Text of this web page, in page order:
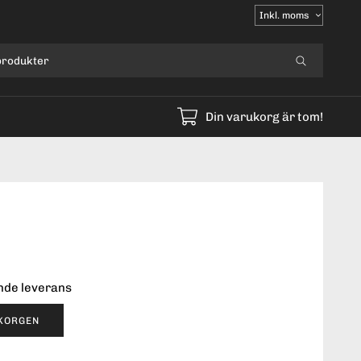
Välj
moms
Din varukorg är tom!
leverans